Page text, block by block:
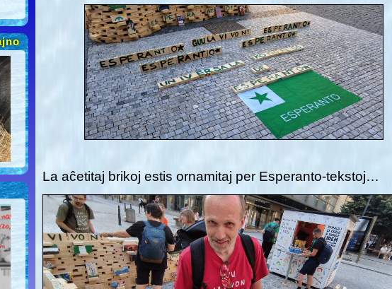
La aĉetitaj brikoj estis ornamitaj per Esperanto-tekstoj…